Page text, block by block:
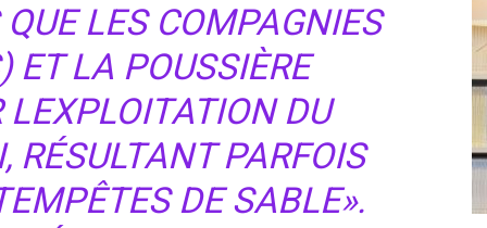
LES COMPAGNIES
ET LA POUSSIÈRE
DU
RÉSULTANT PARFOIS
DE SABLE».